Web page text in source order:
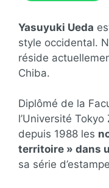
Yasuyuki Ueda
style occidental.
réside
Chiba.
Diplômé de la
l’Université
depuis 1988 les
territoire » dans
sa série